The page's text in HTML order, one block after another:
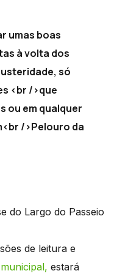
umas boas
à volta dos
só
<br />que
ou em qualquer
/>Pelouro da
do Largo do Passeio
de leitura e
estará